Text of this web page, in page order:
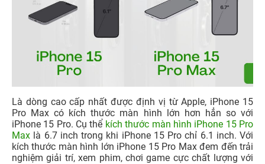
Là dòng cao cấp nhất được định vị từ Apple, iPhone 15
Pro Max có kích thước màn hình lớn hơn hẳn so với
iPhone 15 Pro. Cụ thể kích thước màn hình iPhone 15 Pro
Max là 6.7 inch trong khi iPhone 15 Pro chỉ 6.1 inch. Với
kích thước màn hình lớn iPhone 15 Pro Max đem đến trải
nghiệm giải trí, xem phim, chơi game cực chất lượng với